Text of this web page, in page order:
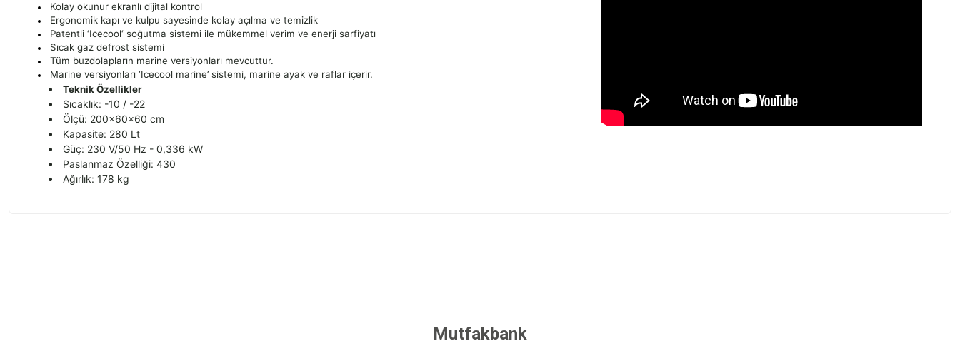
Kolay okunur ekranlı dijital kontrol
Ergonomik kapı ve kulpu sayesinde kolay açılma ve temizlik
Patentli ‘Icecool‘ soğutma sistemi ile mükemmel verim ve enerji sarfiyatı
Sıcak gaz defrost sistemi
Tüm buzdolapların marine versiyonları mevcuttur.
Marine versiyonları ‘Icecool marine’ sistemi, marine ayak ve raflar içerir.
Teknik Özellikler
Sıcaklık: -10 / -22
Ölçü: 200x60x60 cm
Kapasite: 280 Lt
Güç: 230 V/50 Hz - 0,336 kW
Paslanmaz Özelliği: 430
Ağırlık: 178 kg
Mutfakbank